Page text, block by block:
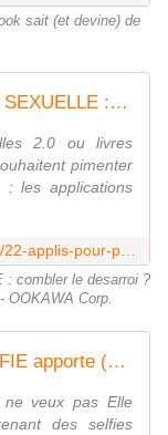
sait (et devine) de
22 APPLIS POUR PIMPER MA VIE SEXUELLE : combler le desarroi ? VRAI ou FAUX ? Dare to be better ? OK ! - OOKAWA Corp.
2.0 ou livres
pimenter
: les applications
: combler le desarroi ?
OOKAWA Corp.
Harcèlement sexuel lorsque le SELFIE apporte (un peu) de réconfort - Noa Jansma étudiante de 20 ans à Amsterdam réagit ! - OOKAWA Corp.
veux pas Elle
des selfies